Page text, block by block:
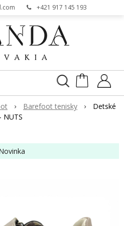
+421 917 145 193
Barefoot tenisky
Detské
NUTS